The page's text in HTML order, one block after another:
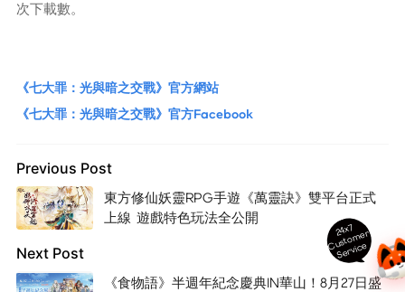
次下載數。
《七大罪：光與暗之交戰》官方網站
《七大罪：光與暗之交戰》官方Facebook
Previous Post
東方修仙妖靈RPG手遊《萬靈訣》雙平台正式
上線 遊戲特色玩法全公開
Next Post
《食物語》半週年紀念慶典IN華山！8月27日盛
24x7
C
ust
o
m
er
S
ervi
c
e